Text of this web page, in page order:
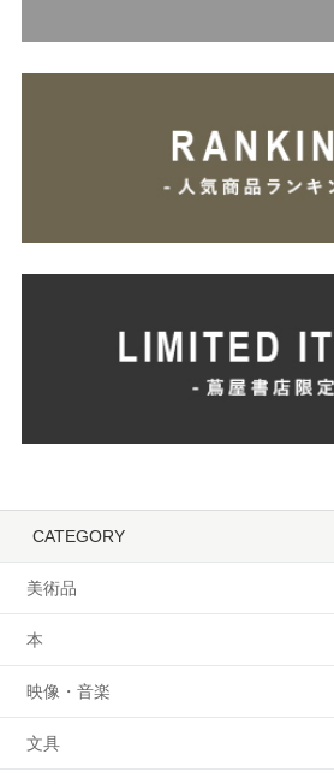
CATEGORY
美術品
本
映像・音楽
文具